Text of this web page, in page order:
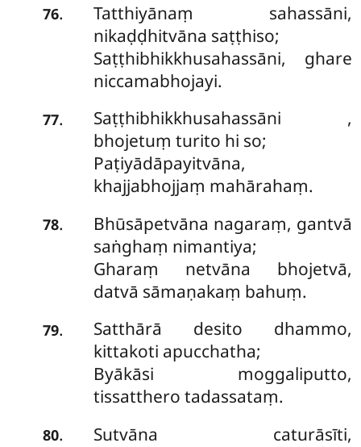
76.
Tatthiyānaṃ sahassāni,
nikaḍḍhitvāna saṭṭhiso;
Saṭṭhibhikkhusahassāni, ghare
niccamabhojayi.
77. Saṭṭhibhikkhusahassāni ,
bhojetuṃ turito hi so;
Paṭiyādāpayitvāna,
khajjabhojjaṃ mahārahaṃ.
78.
Bhūsāpetvāna nagaraṃ, gantvā
saṅghaṃ nimantiya;
Gharaṃ netvāna bhojetvā,
datvā sāmaṇakaṃ bahuṃ.
79.
Satthārā desito dhammo,
kittakoti apucchatha;
Byākāsi moggaliputto,
tissatthero tadassataṃ.
80.
Sutvāna caturāsīti,